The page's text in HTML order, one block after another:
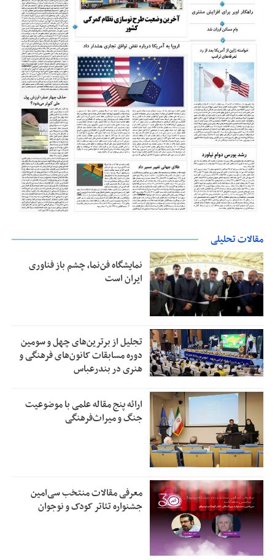
مقالات تحلیلی
نمایشگاه فن‌نما، چشم باز فناوری
ایران است
تجلیل از بر‌ترین‌های چهل و سومین
دوره مسابقات کانون‌های فرهنگی و
هنری در بندرعباس
ارائه پنج مقاله علمی با موضوعیت
جنگ و میراث‌فرهنگی
معرفی مقالات منتخب سی‌امین
جشنواره تئاتر کودک و نوجوان